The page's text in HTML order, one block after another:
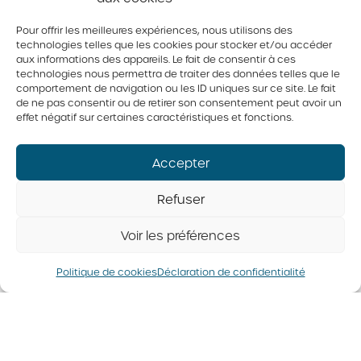
Pour offrir les meilleures expériences, nous utilisons des
technologies telles que les cookies pour stocker et/ou accéder
aux informations des appareils. Le fait de consentir à ces
technologies nous permettra de traiter des données telles que le
comportement de navigation ou les ID uniques sur ce site. Le fait
de ne pas consentir ou de retirer son consentement peut avoir un
effet négatif sur certaines caractéristiques et fonctions.
Accepter
Refuser
Voir les préférences
Politique de cookiesDéclaration de confidentialité
chocolat de Valérie
Grenier
campeur style
s’mores